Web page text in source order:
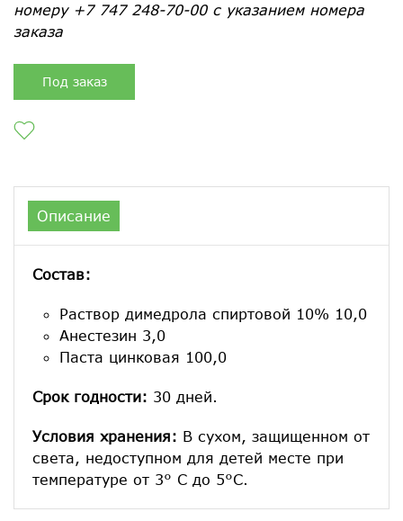
номеру +7 747 248-70-00 с указанием номера
заказа
Под заказ
Описание
Состав:
Раствор димедрола спиртовой 10% 10,0
Анестезин 3,0
Паста цинковая 100,0
Срок годности: 30 дней.
Условия хранения: В сухом, защищенном от
света, недоступном для детей месте при
температуре от 3° С до 5°С.